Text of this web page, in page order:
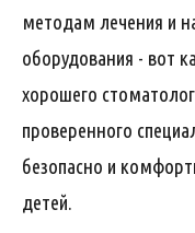
методам лечения и
оборудования - вот
хорошего
проверенного
безопасно и
детей.